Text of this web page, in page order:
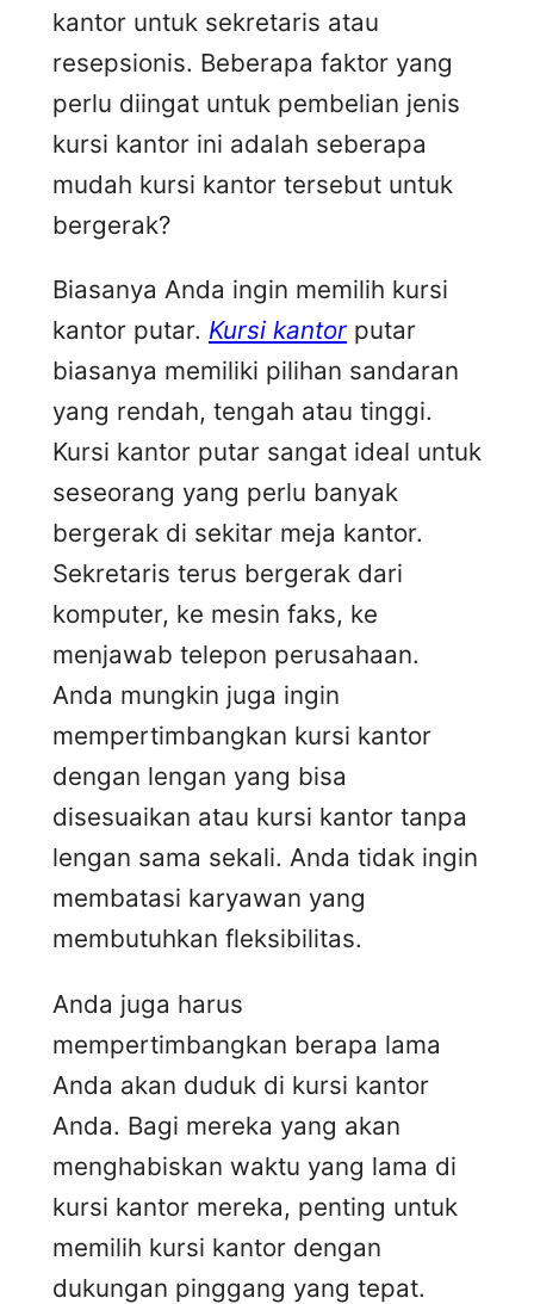
kantor untuk sekretaris atau
resepsionis. Beberapa faktor yang
perlu diingat untuk pembelian jenis
kursi kantor ini adalah seberapa
mudah kursi kantor tersebut untuk
bergerak?
Biasanya Anda ingin memilih kursi
kantor putar. Kursi kantor putar
biasanya memiliki pilihan sandaran
yang rendah, tengah atau tinggi.
Kursi kantor putar sangat ideal untuk
seseorang yang perlu banyak
bergerak di sekitar meja kantor.
Sekretaris terus bergerak dari
komputer, ke mesin faks, ke
menjawab telepon perusahaan.
Anda mungkin juga ingin
mempertimbangkan kursi kantor
dengan lengan yang bisa
disesuaikan atau kursi kantor tanpa
lengan sama sekali. Anda tidak ingin
membatasi karyawan yang
membutuhkan fleksibilitas.
Anda juga harus
mempertimbangkan berapa lama
Anda akan duduk di kursi kantor
Anda. Bagi mereka yang akan
menghabiskan waktu yang lama di
kursi kantor mereka, penting untuk
memilih kursi kantor dengan
dukungan pinggang yang tepat.